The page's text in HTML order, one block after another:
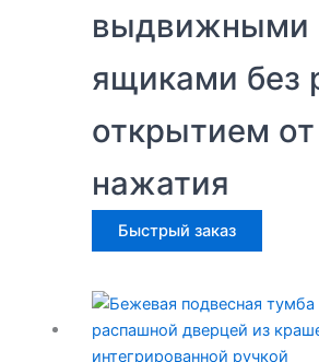
выдвижными
ящиками без
открытием от
нажатия
Быстрый заказ